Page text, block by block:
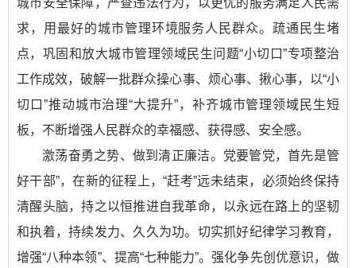
城市安全保障，严查违法行为，以更优的服务满足人民需
求，用最好的城市管理环境服务人民群众。疏通民生堵
点，巩固和放大城市管理领域民生问题“小切口”专项整治
工作成效，破解一批群众操心事、烦心事、揪心事，以“小
切口”推动城市治理“大提升”，补齐城市管理领域民生短
板，不断增强人民群众的幸福感、获得感、安全感。
激荡奋勇之势、做到清正廉洁。党要管党，首先是管
好干部”，在新的征程上，“赶考”远未结束，必须始终保持
清醒头脑，持之以恒推进自我革命，以永远在路上的坚韧
和执着，持续发力、久久为功。切实抓好纪律学习教育，
增强“八种本领”、提高“七种能力”。强化争先创优意识，做